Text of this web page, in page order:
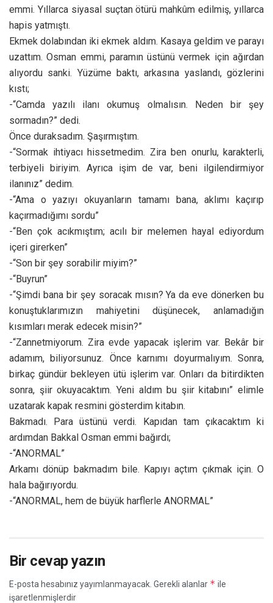
emmi. Yıllarca siyasal suçtan ötürü mahkûm edilmiş, yıllarca
hapis yatmıştı.
Ekmek dolabından iki ekmek aldım. Kasaya geldim ve parayı
uzattım. Osman emmi, paramın üstünü vermek için ağırdan
alıyordu sanki. Yüzüme baktı, arkasına yaslandı, gözlerini
kıstı;
-“Camda yazılı ilanı okumuş olmalısın. Neden bir şey
sormadın?” dedi.
Önce duraksadım. Şaşırmıştım.
-“Sormak ihtiyacı hissetmedim. Zira ben onurlu, karakterli,
terbiyeli biriyim. Ayrıca işim de var, beni ilgilendirmiyor
ilanınız” dedim.
-“Ama o yazıyı okuyanların tamamı bana, aklımı kaçırıp
kaçırmadığımı sordu”
-“Ben çok acıkmıştım; acılı bir melemen hayal ediyordum
içeri girerken”
-“Son bir şey sorabilir miyim?”
-“Buyrun”
-“Şimdi bana bir şey soracak mısın? Ya da eve dönerken bu
konuştuklarımızın mahiyetini düşünecek, anlamadığın
kısımları merak edecek misin?”
-“Zannetmiyorum. Zira evde yapacak işlerim var. Bekâr bir
adamım, biliyorsunuz. Önce karnımı doyurmalıyım. Sonra,
birkaç gündür bekleyen ütü işlerim var. Onları da bitirdikten
sonra, şiir okuyacaktım. Yeni aldım bu şiir kitabını” elimle
uzatarak kapak resmini gösterdim kitabın.
Bakmadı. Para üstünü verdi. Kapıdan tam çıkacaktım ki
ardımdan Bakkal Osman emmi bağırdı;
-“ANORMAL”
Arkamı dönüp bakmadım bile. Kapıyı açtım çıkmak için. O
hala bağırıyordu.
-“ANORMAL, hem de büyük harflerle ANORMAL”
Bir cevap yazın
E-posta hesabınız yayımlanmayacak. Gerekli alanlar * ile
işaretlenmişlerdir